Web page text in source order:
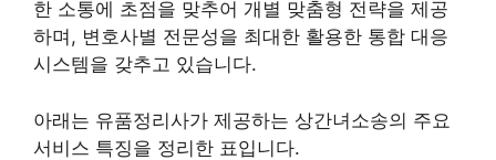
한 소통에 초점을 맞추어 개별 맞춤형 전략을 제공
하며, 변호사별 전문성을 최대한 활용한 통합 대응
시스템을 갖추고 있습니다.
아래는 유품정리사가 제공하는 상간녀소송의 주요
서비스 특징을 정리한 표입니다.